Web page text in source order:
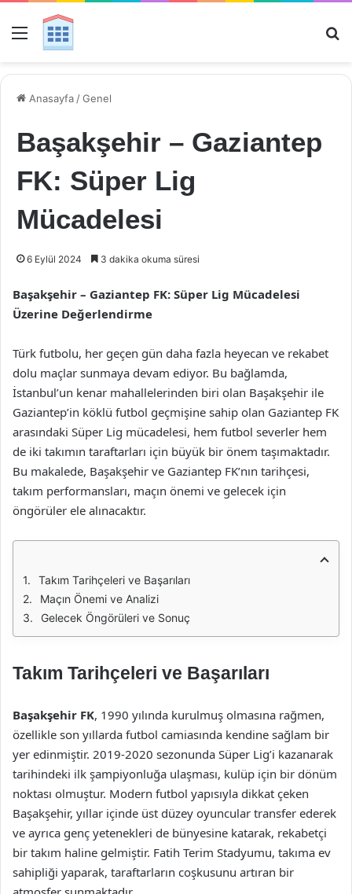
Menü
Anasayfa /Genel
Başakşehir – Gaziantep
FK: Süper Lig
Mücadelesi
6 Eylül 2024 3 dakika okuma süresi
Başakşehir – Gaziantep FK: Süper Lig Mücadelesi
Üzerine Değerlendirme
Türk futbolu, her geçen gün daha fazla heyecan ve rekabet
dolu maçlar sunmaya devam ediyor. Bu bağlamda,
İstanbul’un kenar mahallelerinden biri olan Başakşehir ile
Gaziantep’in köklü futbol geçmişine sahip olan Gaziantep FK
arasındaki Süper Lig mücadelesi, hem futbol severler hem
de iki takımın taraftarları için büyük bir önem taşımaktadır.
Bu makalede, Başakşehir ve Gaziantep FK’nın tarihçesi,
takım performansları, maçın önemi ve gelecek için
öngörüler ele alınacaktır.
Takım Tarihçeleri ve Başarıları
Maçın Önemi ve Analizi
Gelecek Öngörüleri ve Sonuç
Takım Tarihçeleri ve Başarıları
Başakşehir FK, 1990 yılında kurulmuş olmasına rağmen,
özellikle son yıllarda futbol camiasında kendine sağlam bir
yer edinmiştir. 2019-2020 sezonunda Süper Lig’i kazanarak
tarihindeki ilk şampiyonluğa ulaşması, kulüp için bir dönüm
noktası olmuştur. Modern futbol yapısıyla dikkat çeken
Başakşehir, yıllar içinde üst düzey oyuncular transfer ederek
ve ayrıca genç yetenekleri de bünyesine katarak, rekabetçi
bir takım haline gelmiştir. Fatih Terim Stadyumu, takıma ev
sahipliği yaparak, taraftarların coşkusunu artıran bir